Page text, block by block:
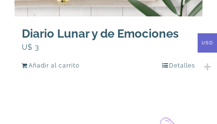
Diario Lunar y de Emociones
U$ 3
Añadir al carrito Detalles
USD